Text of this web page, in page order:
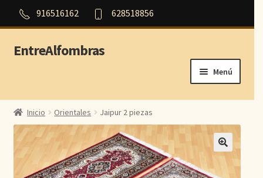
916516162 628518856
Ir
Ir
EntreAlfombras
Menú
Inicio
Outlet
Orientales
Inicio Orientales Jaipur 2 piezas